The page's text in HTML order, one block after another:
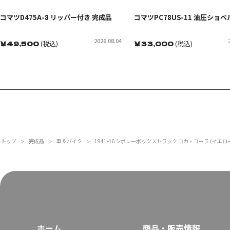
コマツD475A-8 リッパー付き 完成品
￥49,500(税込) 2026.08.04
コマツPC78US-11 油圧ショベ
￥33,000(税込)
トップ ＞ 完成品 ＞ 車 & バイク ＞ 1941-46 シボレーボックストラック コカ・コーラ (イエ